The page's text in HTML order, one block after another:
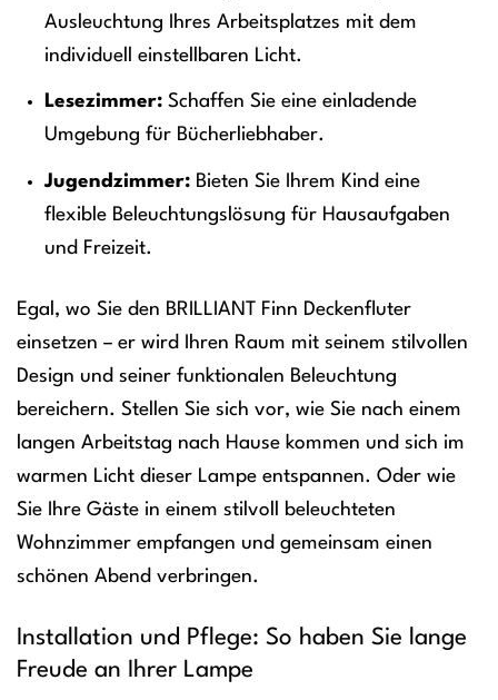
Ausleuchtung Ihres Arbeitsplatzes mit dem
individuell einstellbaren Licht.
Lesezimmer:Schaffen Sie eine einladende
Umgebung für Bücherliebhaber.
Jugendzimmer:Bieten Sie Ihrem Kind eine
flexible Beleuchtungslösung für Hausaufgaben
und Freizeit.
Egal, wo Sie den BRILLIANT Finn Deckenfluter
einsetzen – er wird Ihren Raum mit seinem stilvollen
Design und seiner funktionalen Beleuchtung
bereichern. Stellen Sie sich vor, wie Sie nach einem
langen Arbeitstag nach Hause kommen und sich im
warmen Licht dieser Lampe entspannen. Oder wie
Sie Ihre Gäste in einem stilvoll beleuchteten
Wohnzimmer empfangen und gemeinsam einen
schönen Abend verbringen.
Installation und Pflege: So haben Sie lange
Freude an Ihrer Lampe